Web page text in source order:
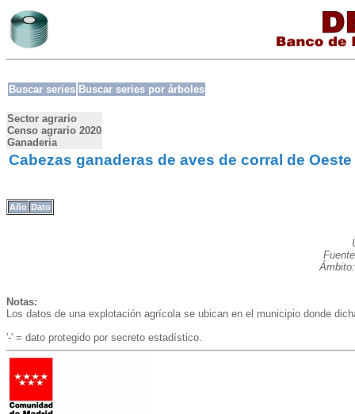
Buscar series Buscar series por árboles
Sector agrario
Censo agrario 2020
Ganaderia
Cabezas ganaderas de aves de corral de
Año Dato
Notas:
Los datos de una explotación agrícola se ubican en el municipio donde
'-' = dato protegido por secreto estadístico.